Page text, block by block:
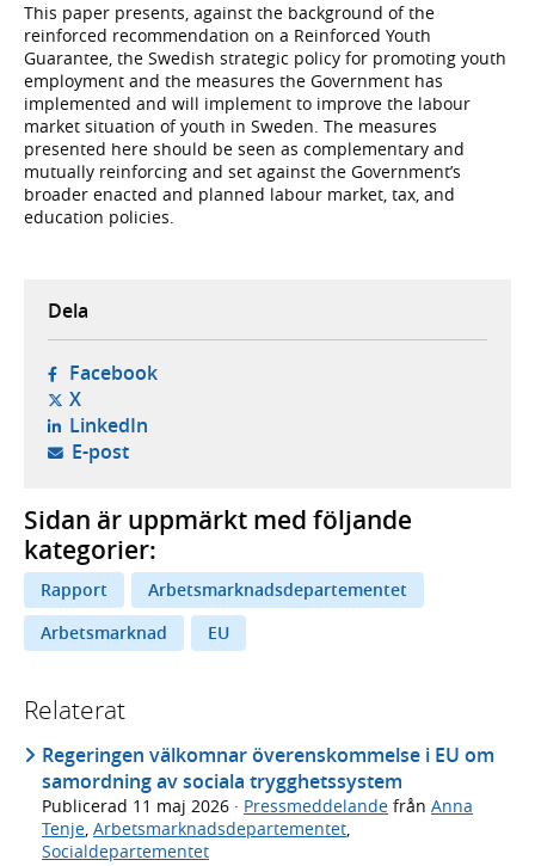
This paper presents, against the background of the
reinforced recommendation on a Reinforced Youth
Guarantee, the Swedish strategic policy for promoting youth
employment and the measures the Government has
implemented and will implement to improve the labour
market situation of youth in Sweden. The measures
presented here should be seen as complementary and
mutually reinforcing and set against the Government’s
broader enacted and planned labour market, tax, and
education policies.
Dela
Facebook- öppnas i ny flik, extern webbplats,
X- öppnas i ny flik, extern webbplats,
LinkedIn- öppnas i ny flik, extern webbplats,
E-post- öppnar din e-postklient,
Sidan är uppmärkt med följande
kategorier:
Rapport
Arbetsmarknadsdepartementet
Arbetsmarknad
EU
Relaterat
Regeringen välkomnar överenskommelse i EU om
samordning av sociala trygghetssystem
Publicerad 11 maj 2026 · Pressmeddelande från Anna
Tenje Arbetsmarknadsdepartementet
Socialdepartementet